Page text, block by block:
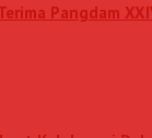
Pangdam